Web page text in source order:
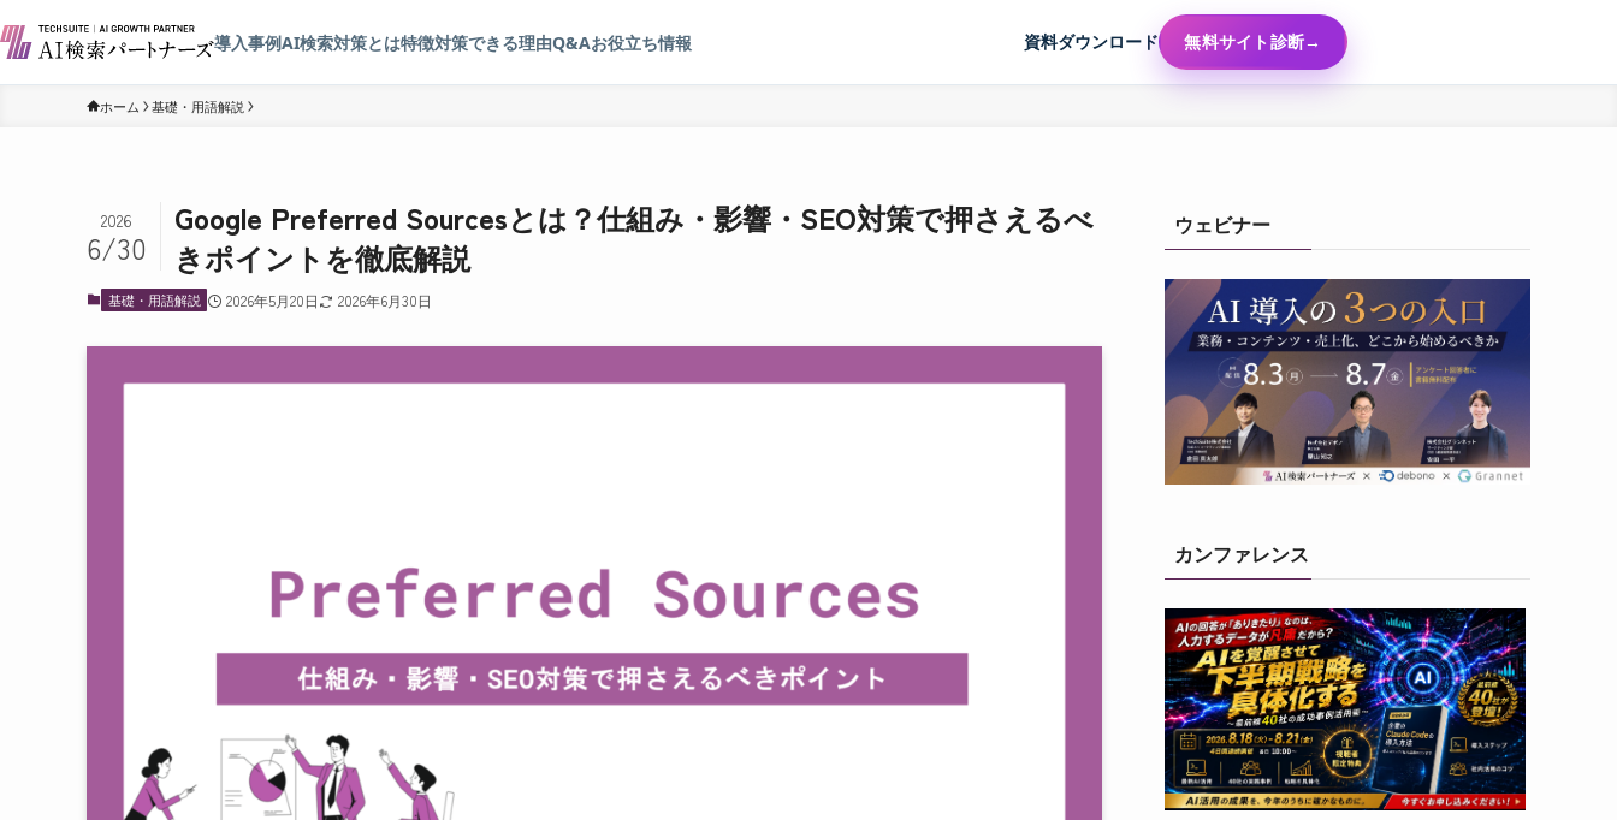
導入事例AI検索対策とは特徴対策できる理由Q&Aお役立ち情報 資料ダウンロード 無料サイト診断
ホーム 基礎・用語解説
Google Preferred Sourcesとは？仕組み・影響・SEO対策で押さえるべ
きポイントを徹底解説
2026
6/30
基礎・用語解説 2026年5月20日 2026年6月30日
ウェビナー
カンファレンス